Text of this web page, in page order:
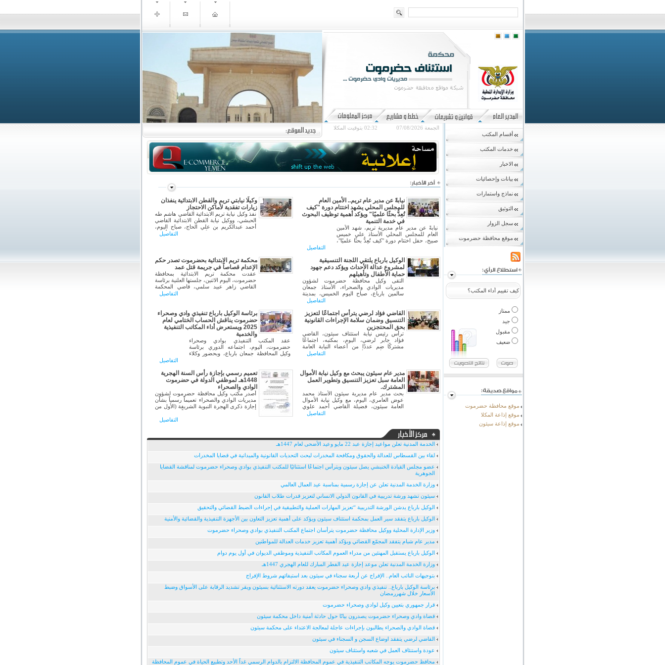
الجمعة 07/08/2026 02:32 بتوقيت المكلا
أقسام المكتب
خدمات المكتب
الاخبار
بيانات وإحصائيات
نماذج واستمارات
التوثيق
سجل الزوار
موقع محافظة حضرموت
كيف تقييم أداء المكتب؟
ممتاز
جيد
مقبول
ضعيف
موقع محافظة حضرموت
موقع إذاعة المكلا
موقع إذاعة سيئون
نيابةً عن مدير عام تريم.. الأمين العام
للمجلس المحلي يشهد اختتام دورة "كيف
تُعِدُّ بحثًا علميًا" ويؤكد أهمية توظيف البحوث
في خدمة التنمية
نيابةً عن مدير عام مديرية تريم، شهد الأمين
العام للمجلس المحلي الأستاذ علي خميس
صبيح، حفل اختتام دورة "كيف تُعِدُّ بحثًا علميًا"،
جهوده الرامية إلى تنمية قدراتهم البحثية وتعزيز
ثقافة البحث العلمي.
التفاصيل
وكيلَا نيابتي تريم والقطن الابتدائية ينفذان
زيارات تفقدية لأماكن الاحتجاز
نفذ وكيل نيابة تريم الابتدائية القاضي هاشم طه
الحبشي، ووكيل نيابة القطن الابتدائية القاضي
أحمد عبدالكريم بن علي الحاج، صباح اليوم،
زيارتين تفقديتين إلى أماكن الاحتجاز، كلٌ في
التفاصيل
الوكيل بارباع يلتقي اللجنة التنسيقية
لمشروع عدالة الأحداث ويؤكد دعم جهود
حماية الأطفال وتأهيلهم
التقى وكيل محافظة حضرموت لشؤون
مديريات الوادي والصحراء، الأستاذ جمعان
سالمين بارباع، صباح اليوم الخميس، بمدينة
سيئون، باللجنة التنسيقية لمشروع عدالة
التفاصيل
محكمة تريم الابتدائية بحضرموت تصدر حكم
الإعدام قصاصاً في جريمة قتل عمد
عقدت محكمة تريم الابتدائية بمحافظة
حضرموت، اليوم الاثنين، جلستها العلنية برئاسة
القاضي زاهر عبيد سلمي، قاضي المحكمة
وبحضور وكيل النيابة القاضي هاشم طه
التفاصيل
القاضي فؤاد لرضي يترأس اجتماعًا لتعزيز
التنسيق وضمان سلامة الإجراءات القانونية
بحق المحتجزين
ترأس رئيس نيابة استئناف سيئون، القاضي
فؤاد جابر لرضي، اليوم، بمكتبه، اجتماعًا
مشتركًا ضم عددًا من أعضاء النيابة العامة
وقيادات الأجهزة الأمنية بمديرية تريم، لمناقشة
المحتجزين.
التفاصيل
برئاسة الوكيل بارباع تنفيذي وادي وصحراء
حضرموت يناقش الحساب الختامي لعام
2025 ويستعرض أداء المكاتب التنفيذية
والخدمية
عقد المكتب التنفيذي بوادي وصحراء
حضرموت، اليوم، اجتماعه الدوري برئاسة
وكيل المحافظة جمعان بارباع، وبحضور وكلاء
لمناقشة عدد من التقارير المالية والإعلامية
والشبابية، إلى جانب استعراض الأوضاع
الخدمية والتنموية في مديريات الوادي
والصحراء.
التفاصيل
مدير عام سيئون يبحث مع وكيل نيابة الأموال
العامة سبل تعزيز التنسيق وتطوير العمل
المشترك.
بحث مدير عام مديرية سيئون الأستاذ محمد
عوض العامري، اليوم، مع وكيل نيابة الأموال
العامة سيئون، فضيلة القاضي أحمد علوي
السقاف، جوانب تعزيز العمل المشترك
التفاصيل
تعميم رسمي بإجازة رأس السنة الهجرية
1448هـ لموظفي الدولة في حضرموت
الوادي والصحراء
أصدر مكتب وكيل محافظة حضرموت لشؤون
مديريات الوادي والصحراء تعميماً رسمياً بشأن
إجازة ذكرى الهجرة النبوية الشريفة (الأول من
عموم مديريات الوادي والصحراء ومديري
التفاصيل
الخدمة المدنية تعلن مواعيد إجازة عبد 22 مايو وعيد الأضحى لعام 1447هـ
لقاء بين القسطاس للعدالة والحقوق ومكافحة المخدرات لبحث التحديات القانونية والميدانية في قضايا المخدرات
عضو مجلس القيادة الخنبشي يصل سيئون ويترأس اجتماعًا استثنائيًا للمكتب التنفيذي بوادي وصحراء حضرموت لمناقشة القضايا
الجوهرية
وزارة الخدمة المدنية تعلن عن إجازة رسمية بمناسبة عيد العمال العالمي
سيئون تشهد ورشة تدريبية في القانون الدولي الانساني لتعزيز قدرات طلاب القانون
الوكيل بارباع يدشن الورشة التدريبية “تعزيز المهارات العملية والتطبيقية في إجراءات الضبط القضائي والتحقيق
الوكيل بارباع يتفقد سير العمل بمحكمة استئناف سيئون ويؤكد على أهمية تعزيز التعاون بين الأجهزة التنفيذية والقضائية والأمنية
وزير الإدارة المحلية ووكيل محافظة حضرموت يترأسان اجتماع المكتب التنفيذي بوادي وصحراء حضرموت
مدير عام شبام يتفقد المجمّع القضائي ويؤكد أهمية تعزيز خدمات العدالة للمواطنين
الوكيل بارباع يستقبل المهنئين من مدراء العموم المكاتب التنفيذية وموظفي الديوان في أول يوم دوام
وزارة الخدمة المدنية تعلن موعد إجازة عيد الفطر المبارك للعام الهجري 1447هـ
بتوجيهات النائب العام.. الإفراج عن أربعة سجناء في سيئون بعد استيفائهم شروط الإفراج
برئاسة الوكيل بارباع.. تنفيذي وادي وصحراء حضرموت يعقد دورته الاستثنائية بسيئون ويقر تشديد الرقابة على الأسواق وضبط
الأسعار خلال شهررمضان
قرار جمهوري بتعيين وكيل لوادي وصحراء حضرموت
قضاة وادي وصحراء حضرموت يصدرون بيانًا حول حادثة أمنية داخل محكمة سيئون
قضاة الوادي والصحراء يطالبون بإجراءات عاجلة لمعالجة الاعتداء على محكمة سيئون
القاضي لرضي يتفقد اوضاع السجن و السجناء في سيئون
عودة واستنئاف العمل في شعبه واستئناف سيئون
محافظ حضرموت يوجه المكاتب التنفيذية في عموم المحافظة الالتزام بالدوام الرسمي غداً الأحد وتطبيع الحياة في عموم المحافظة